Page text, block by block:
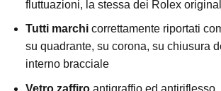
fluttuazioni, la stessa dei Rolex
Tutti marchi correttamente riportati
su quadrante, su corona, su chiusura
interno bracciale
Vetro zaffiroantigraffio ed antiriflesso,